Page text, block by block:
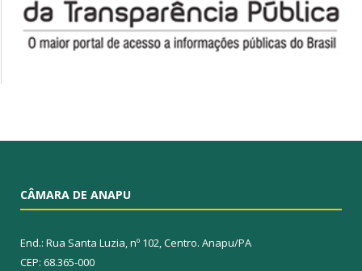
CÂMARA DE ANAPU
End.: Rua Santa Luzia, nº 102, Centro. Anapu/PA
CEP: 68.365-000